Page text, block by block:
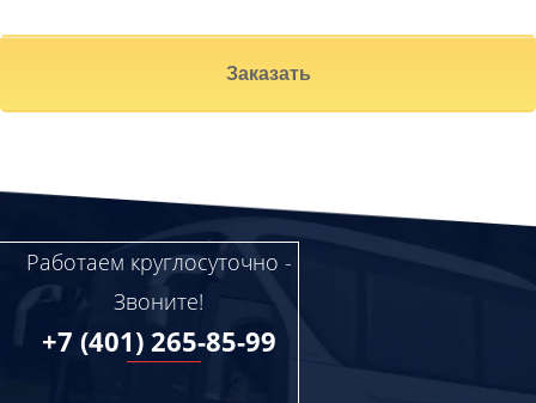
Заказать
Работаем круглосуточно -
Звоните!
+7 (401) 265-85-99